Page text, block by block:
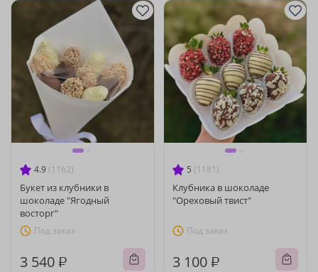
4.9 (1162)
Букет из клубники в
шоколаде "Ягодный
восторг"
Под заказ
3 540 ₽
5 (1181)
Клубника в шоколаде
"Ореховый твист"
Под заказ
3 100 ₽